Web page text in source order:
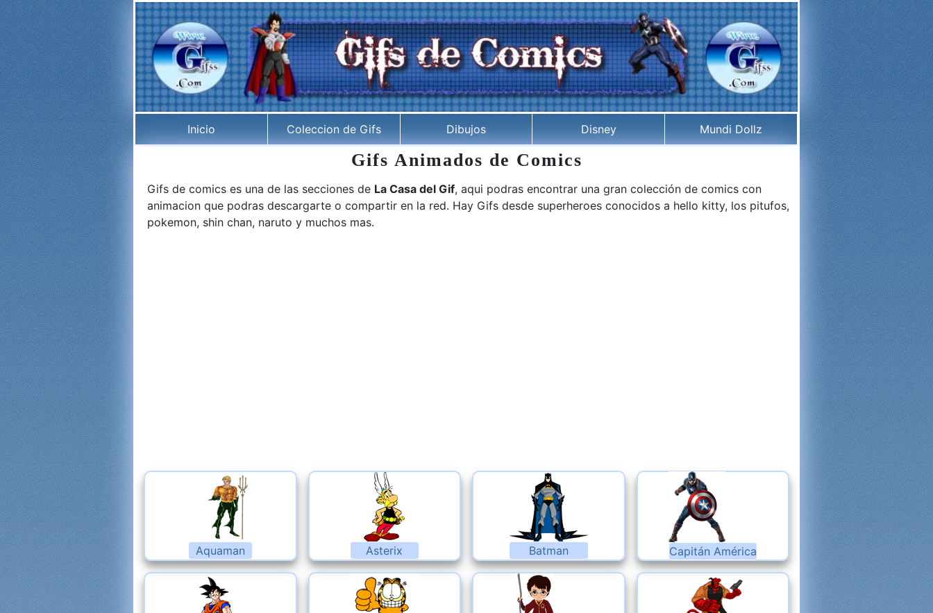
Inicio Coleccion de Gifs Dibujos Disney Mundi Dollz
Gifs Animados de Comics
Gifs de comics es una de las secciones de La Casa del Gif, aqui podras encontrar una gran colección de comics con
animacion que podras descargarte o compartir en la red. Hay Gifs desde superheroes conocidos a hello kitty, los pitufos,
pokemon, shin chan, naruto y muchos mas.
Aquaman Asterix Batman Capitán América